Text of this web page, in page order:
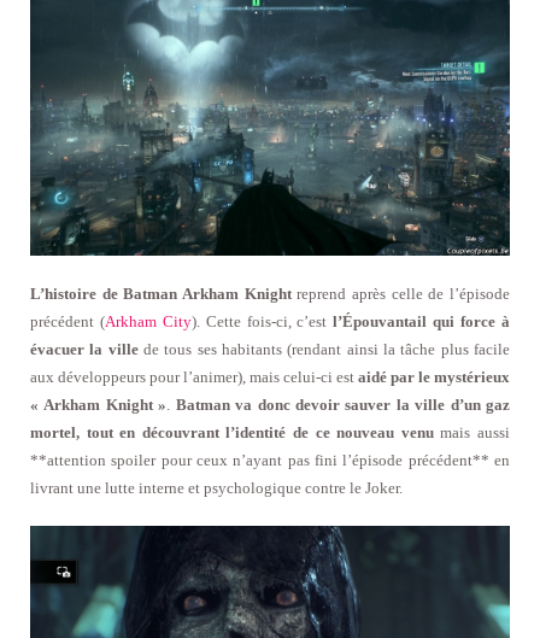
L’histoire de Batman Arkham Knightreprend après celle de l’épisode
précédent (Arkham City). Cette fois-ci, c’estl’Épouvantail qui force à
évacuer la villede tous ses habitants (rendant ainsi la tâche plus facile
aux développeurs pour l’animer), mais celui-ci est aidé par le mystérieux
« Arkham Knight ». Batman va donc devoir sauver la ville d’un gaz
mortel, tout en découvrant l’identité de ce nouveau venumais aussi
**attention spoiler pour ceux n’ayant pas fini l’épisode précédent** en
livrant une lutte interne et psychologique contre le Joker.